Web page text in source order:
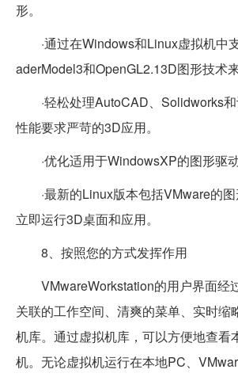
形。
·通过在Windows和Linux虚拟机中
aderModel3和OpenGL2.13D图形技术
·轻松处理AutoCAD、Solidworks和
性能要求严苛的3D应用。
·优化适用于WindowsXP的图形驱动
·最新的Linux版本包括VMware的图
立即运行3D桌面和应用。
8、按照您的方式发挥作用
VMwareWorkstation的用户界面经
关联的工作空间、清爽的菜单、实时缩
机库。通过虚拟机库，可以方便地查看
机。无论虚拟机运行在本地PC、